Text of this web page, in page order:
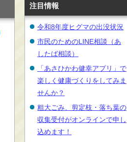
注目情報
令和8年度ヒグマの出没状況
市民のためのLINE相談（あ
したば相談）
「あさひかわ健幸アプリ」で
楽しく健康づくりをしてみま
せんか？
粗大ごみ、剪定枝・落ち葉の
収集受付がオンラインで申し
込めます！